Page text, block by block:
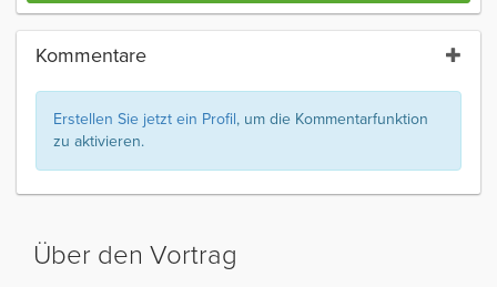
Kommentare
Erstellen Sie jetzt ein Profil, um die Kommentarfunktion
zu aktivieren.
Über den Vortrag